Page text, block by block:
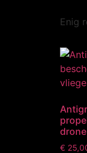
Enig
drone
€